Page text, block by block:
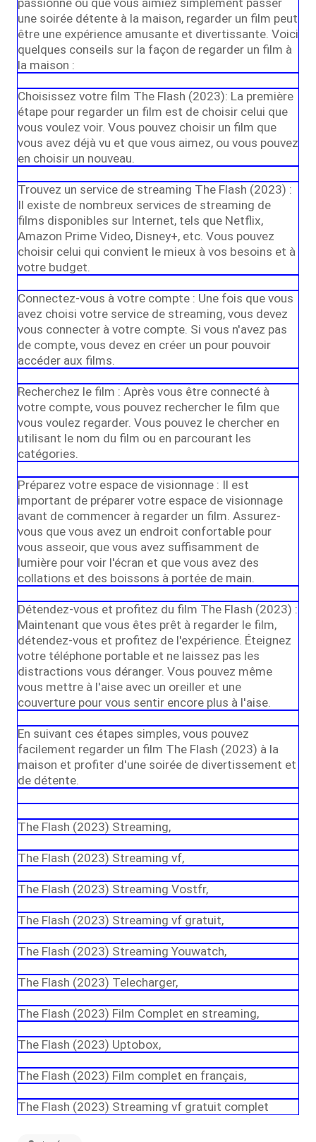
passionné ou que vous aimiez simplement passer
une soirée détente à la maison, regarder un film peut
être une expérience amusante et divertissante. Voici
quelques conseils sur la façon de regarder un film à
la maison :
Choisissez votre film The Flash (2023): La première
étape pour regarder un film est de choisir celui que
vous voulez voir. Vous pouvez choisir un film que
vous avez déjà vu et que vous aimez, ou vous pouvez
en choisir un nouveau.
Trouvez un service de streaming The Flash (2023) :
Il existe de nombreux services de streaming de
films disponibles sur Internet, tels que Netflix,
Amazon Prime Video, Disney+, etc. Vous pouvez
choisir celui qui convient le mieux à vos besoins et à
votre budget.
Connectez-vous à votre compte : Une fois que vous
avez choisi votre service de streaming, vous devez
vous connecter à votre compte. Si vous n'avez pas
de compte, vous devez en créer un pour pouvoir
accéder aux films.
Recherchez le film : Après vous être connecté à
votre compte, vous pouvez rechercher le film que
vous voulez regarder. Vous pouvez le chercher en
utilisant le nom du film ou en parcourant les
catégories.
Préparez votre espace de visionnage : Il est
important de préparer votre espace de visionnage
avant de commencer à regarder un film. Assurez-
vous que vous avez un endroit confortable pour
vous asseoir, que vous avez suffisamment de
lumière pour voir l'écran et que vous avez des
collations et des boissons à portée de main.
Détendez-vous et profitez du film The Flash (2023) :
Maintenant que vous êtes prêt à regarder le film,
détendez-vous et profitez de l'expérience. Éteignez
votre téléphone portable et ne laissez pas les
distractions vous déranger. Vous pouvez même
vous mettre à l'aise avec un oreiller et une
couverture pour vous sentir encore plus à l'aise.
En suivant ces étapes simples, vous pouvez
facilement regarder un film The Flash (2023) à la
maison et profiter d'une soirée de divertissement et
de détente.
The Flash (2023) Streaming,
The Flash (2023) Streaming vf,
The Flash (2023) Streaming Vostfr,
The Flash (2023) Streaming vf gratuit,
The Flash (2023) Streaming Youwatch,
The Flash (2023) Telecharger,
The Flash (2023) Film Complet en streaming,
The Flash (2023) Uptobox,
The Flash (2023) Film complet en français,
The Flash (2023) Streaming vf gratuit complet